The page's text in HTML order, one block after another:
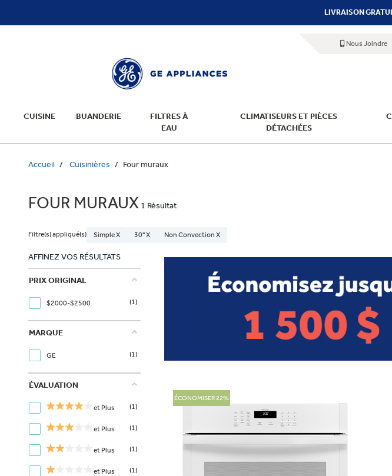
LIVRAISON
Nous Joindre
CUISINE BUANDERIE
FILTRES À
EAU
CLIMATISEURS ET PIÈCES
DÉTACHÉES
Accueil Cuisinières Four muraux
FOUR MURAUX 1 Résultat
Filtre(s) appliqué(s) Simple X 30" X Non Convection X
AFFINEZ VOS RÉSULTATS
PRIX ORIGINAL
$2000-$2500 (1)
MARQUE
GE (1)
ÉVALUATION
et Plus (1)
et Plus (1)
et Plus (1)
et Plus (1)
ÉCONOMISER 22%